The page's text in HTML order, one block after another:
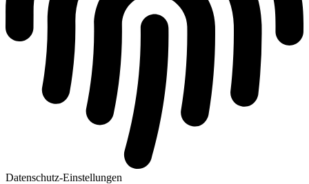
Datenschutz-Einstellungen